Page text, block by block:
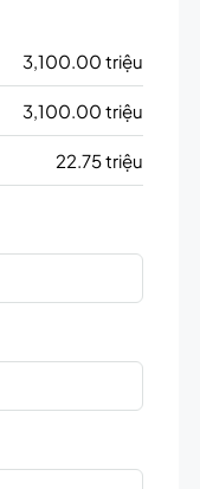
3,100.00 triệu
3,100.00 triệu
22.75 triệu